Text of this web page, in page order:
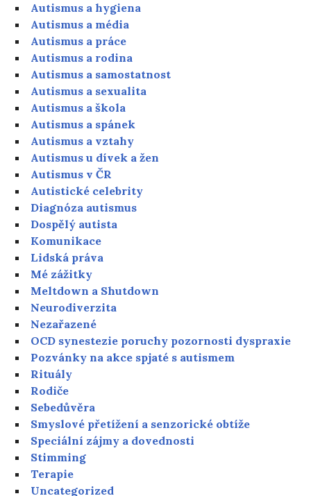
Autismus a hygiena
Autismus a média
Autismus a práce
Autismus a rodina
Autismus a samostatnost
Autismus a sexualita
Autismus a škola
Autismus a spánek
Autismus a vztahy
Autismus u dívek a žen
Autismus v ČR
Autistické celebrity
Diagnóza autismus
Dospělý autista
Komunikace
Lidská práva
Mé zážitky
Meltdown a Shutdown
Neurodiverzita
Nezařazené
OCD synestezie poruchy pozornosti dyspraxie
Pozvánky na akce spjaté s autismem
Rituály
Rodiče
Sebedůvěra
Smyslové přetížení a senzorické obtíže
Speciální zájmy a dovednosti
Stimming
Terapie
Uncategorized